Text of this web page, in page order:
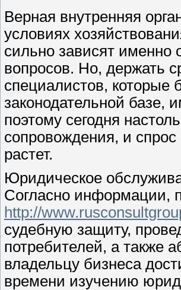
Верная внутренняя
условиях
сильно зависят именно
вопросов. Но, держать
специалистов, которые
законодательной базе,
поэтому сегодня
сопровождения, и
растет.
Юридическое
Согласно информации,
http://
судебную защиту,
потребителей, а также
владельцу бизнеса
времени изучению